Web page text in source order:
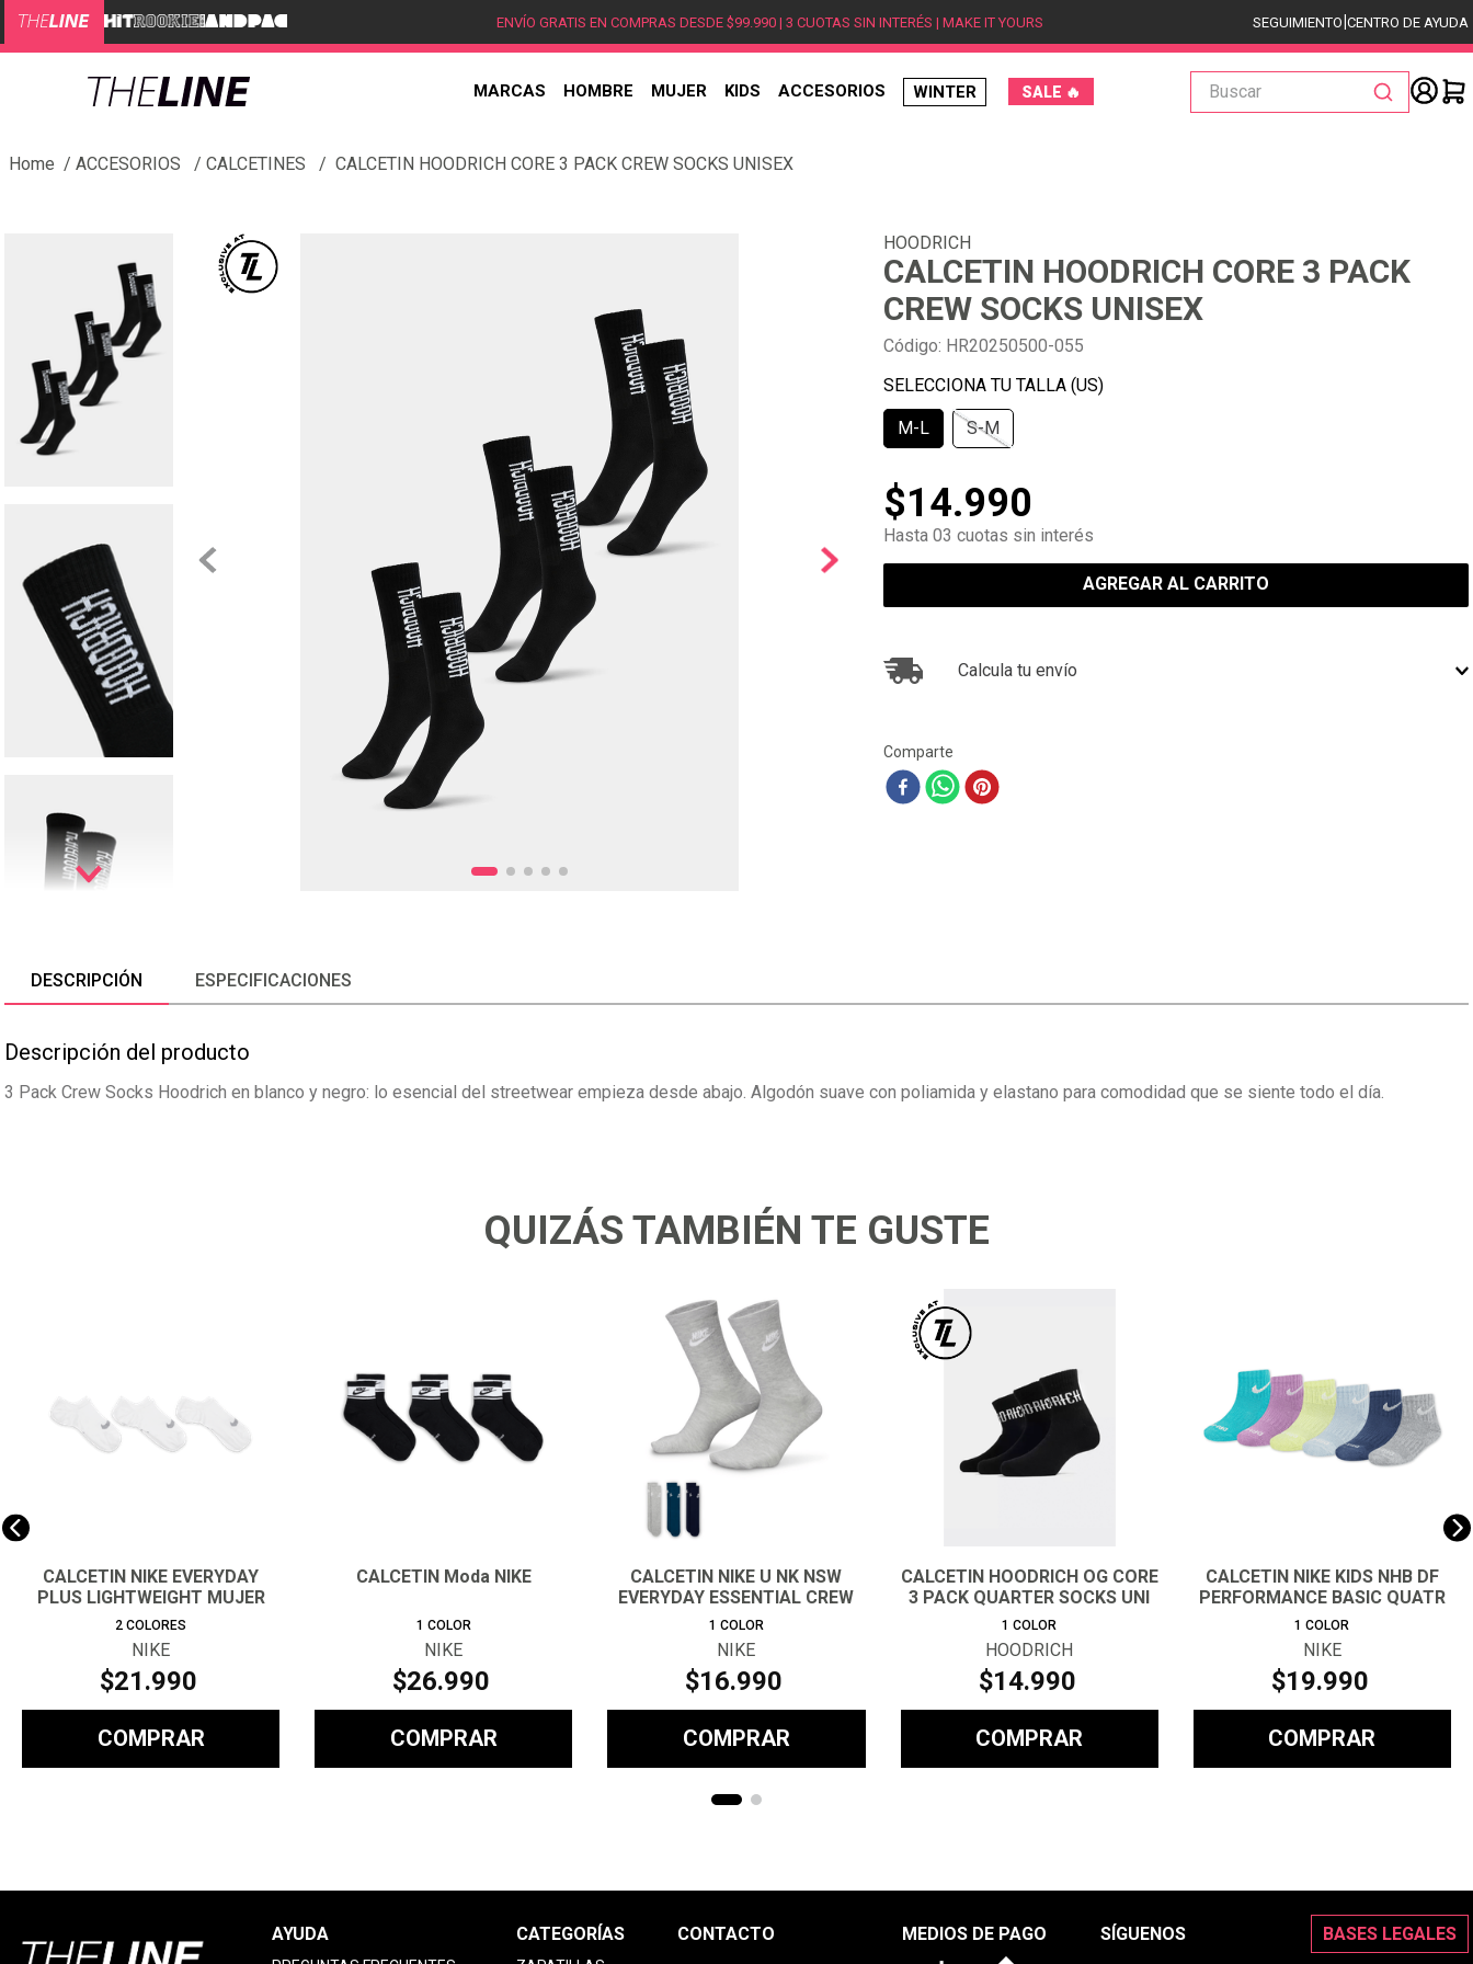
ENVÍO GRATIS EN COMPRAS DESDE $99.990 | 3 CUOTAS SIN INTERÉS | MAKE IT YOURS SEGUIMIENTO|CENTRO DE AYUDA
MARCAS HOMBRE MUJER KIDS ACCESORIOS WINTER SALE 🔥
Buscar
ACCESORIOS CALCETINES CALCETIN HOODRICH CORE 3 PACK CREW SOCKS UNISEX
HOODRICH
CALCETIN HOODRICH CORE 3 PACK
CREW SOCKS UNISEX
Código: HR20250500-055
M-L S-M
$14.990
Hasta 03 cuotas sin interés
AGREGAR AL CARRITO
Calcula tu envío
Comparte
DESCRIPCIÓN ESPECIFICACIONES
Descripción del producto
3 Pack Crew Socks Hoodrich en blanco y negro: lo esencial del streetwear empieza desde abajo. Algodón suave con poliamida y elastano para comodidad que se siente todo el día.
QUIZÁS TAMBIÉN TE GUSTE
CALCETIN NIKE EVERYDAY
PLUS LIGHTWEIGHT MUJER
2 COLORES
NIKE
$21.990
COMPRAR
CALCETIN Moda NIKE
1 COLOR
NIKE
$26.990
COMPRAR
CALCETIN NIKE U NK NSW
EVERYDAY ESSENTIAL CREW
3PR
1 COLOR
NIKE
$16.990
COMPRAR
CALCETIN HOODRICH OG CORE
3 PACK QUARTER SOCKS UNI
1 COLOR
HOODRICH
$14.990
COMPRAR
CALCETIN NIKE KIDS NHB DF
PERFORMANCE BASIC QUATR
1 COLOR
NIKE
$19.990
COMPRAR
AYUDA CATEGORÍAS CONTACTO MEDIOS DE PAGO SÍGUENOS BASES LEGALES
1.
hombre
8
.